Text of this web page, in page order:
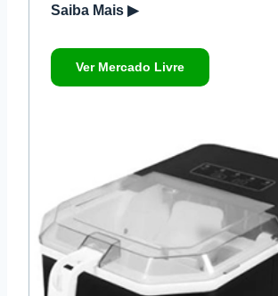
Saiba Mais ▶
Ver Mercado Livre